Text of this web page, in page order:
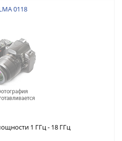
0118
1 ГГц - 18 ГГц